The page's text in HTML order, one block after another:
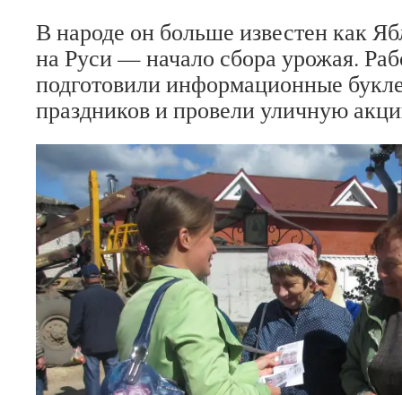
В народе он больше известен как
на Руси — начало сбора урожая.
подготовили информационные
праздников и провели уличную